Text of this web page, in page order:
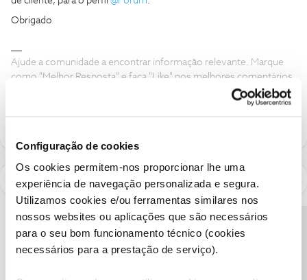
Configuração de cookies
Os cookies permitem-nos proporcionar lhe uma
experiência de navegação personalizada e segura.
Utilizamos cookies e/ou ferramentas similares nos
nossos websites ou aplicações que são necessários
para o seu bom funcionamento técnico (cookies
necessários para a prestação de serviço).
Obrigado
Ajude a comunidade a encontrar informação relevante. Marque
como "Melhor Resposta" e faça "Like" nos melhores comentários.
Siga os perfis da moderação, através da opção "Seguir", para estar